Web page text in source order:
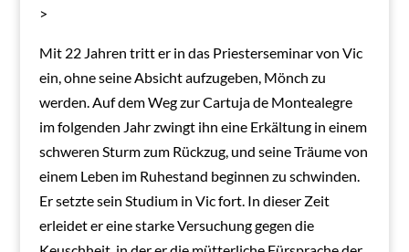
>
Mit 22 Jahren tritt er in das Priesterseminar von Vic
ein, ohne seine Absicht aufzugeben, Mönch zu
werden. Auf dem Weg zur Cartuja de Montealegre
im folgenden Jahr zwingt ihn eine Erkältung in einem
schweren Sturm zum Rückzug, und seine Träume von
einem Leben im Ruhestand beginnen zu schwinden.
Er setzte sein Studium in Vic fort. In dieser Zeit
erleidet er eine starke Versuchung gegen die